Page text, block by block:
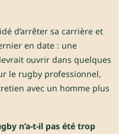
d’arrêter sa carrière et
en date : une
ouvrir dans quelques
le rugby professionnel,
avec un homme plus
n’a-t-il pas été trop